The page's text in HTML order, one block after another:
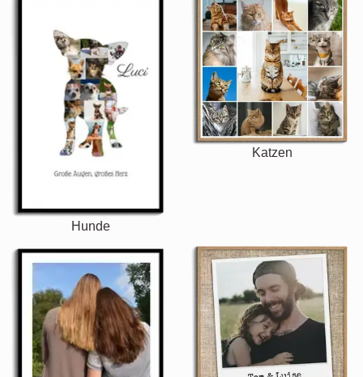
Hunde
Katzen